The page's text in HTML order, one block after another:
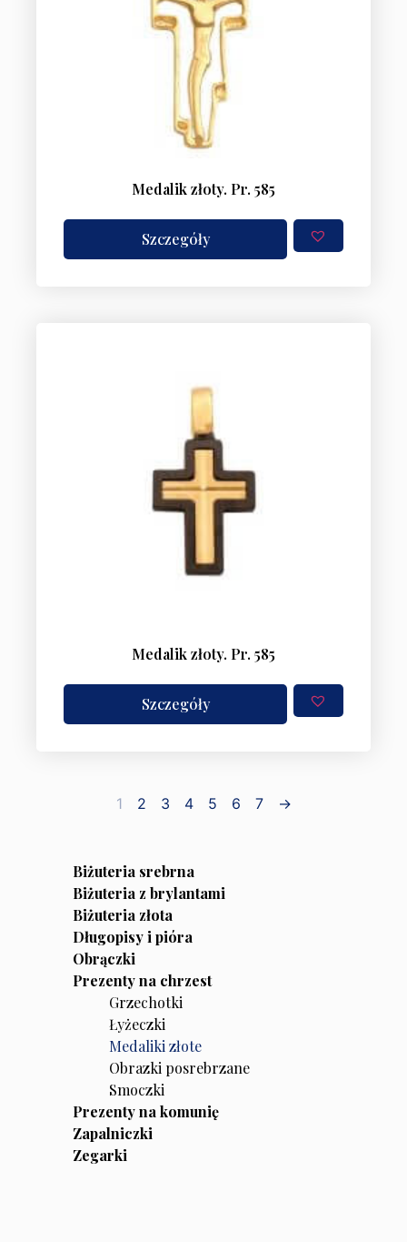
Biżuteria srebrna
Biżuteria z brylantami
Biżuteria złota
Długopisy i pióra
Obrączki
Prezenty na chrzest
Grzechotki
Łyżeczki
Medaliki złote
Obrazki posrebrzane
Smoczki
Prezenty na komunię
Zapalniczki
Zegarki
Medalik złoty. Pr. 585
Szczegóły
Medalik złoty. Pr. 585
Szczegóły
1 2 3 4 5 6 7 →